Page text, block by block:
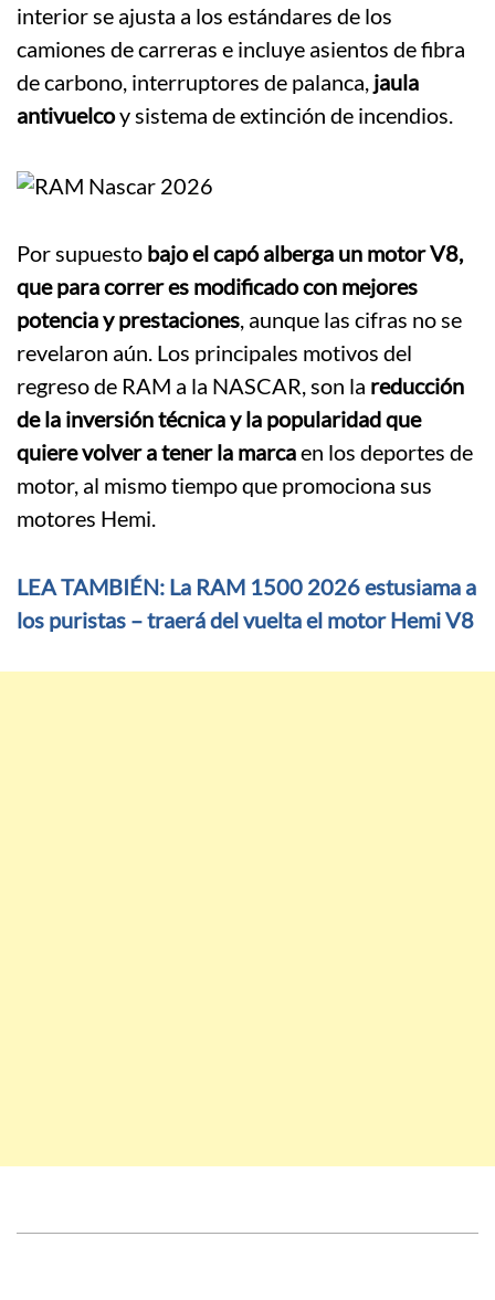
interior se ajusta a los estándares de los
camiones de carreras e incluye asientos de fibra
de carbono, interruptores de palanca, jaula
antivuelcoy sistema de extinción de incendios.
Por supuesto bajo el capó alberga un motor V8,
que para correr es modificado con mejores
potencia y prestaciones, aunque las cifras no se
revelaron aún. Los principales motivos del
regreso de RAM a la NASCAR, son la reducción
de la inversión técnica y la popularidad que
quiere volver a tener la marcaen los deportes de
motor, al mismo tiempo que promociona sus
motores Hemi.
LEA TAMBIÉN: La RAM 1500 2026 estusiama a
los puristas – traerá del vuelta el motor Hemi V8